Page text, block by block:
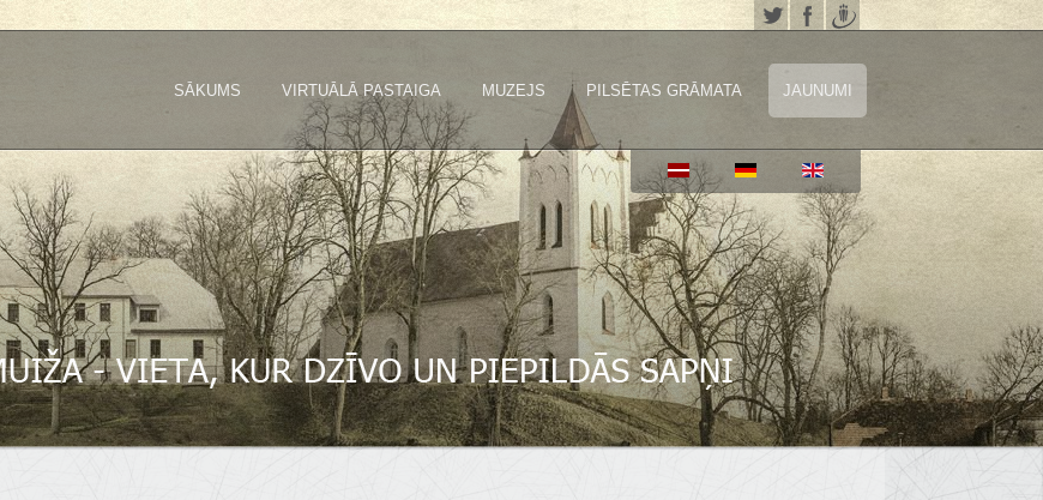
SĀKUMS VIRTUĀLĀ PASTAIGA MUZEJS PILSĒTAS GRĀMATA JAUNUMI